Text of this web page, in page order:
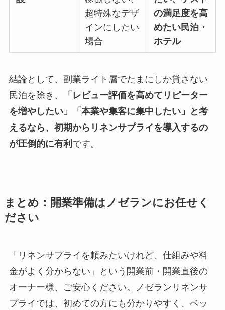
超特殊なデザ
インにしたい
場合
の満足度を高
めたい民泊・
ホテル
結論として、副業ライト層でたまにしか貸さない
民泊を除き、
「レビュー評価を高めてリピーター
を増やしたい」「本業や集客に集中したい」と考
えるなら、初期からリネンサプライを導入するの
が圧倒的に有利 です。
まとめ：開業準備はノゼランにお任せく
ださい
「リネンサプライを頼みたいけれど、仕組みや料
金がよく分からない」という開業前・開業直後の
オーナー様、ご安心ください。ノゼランリネンサ
プライでは、初めての方にも分かりやすく、ベッ